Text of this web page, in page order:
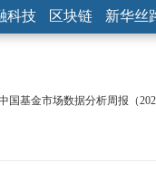
科技 区块链 新华丝
国基金市场数据分析周报（
情下的香港零售业如何浴火重